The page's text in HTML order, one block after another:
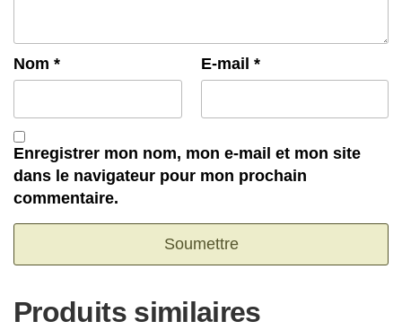
Nom * E-mail *
Enregistrer mon nom, mon e-mail et mon site
dans le navigateur pour mon prochain
commentaire.
Produits similaires